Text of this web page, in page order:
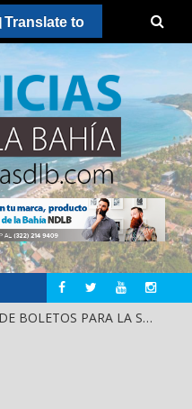
⚾🎟️ ¡YA INICIÓ LA VENTA DE BOLETOS PARA LA SERIE DEL CARIBE KIDS NAYARIT 2026!
Translate to